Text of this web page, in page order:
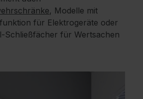
, Modelle mit
für Elektrogeräte oder
Schließfächer für Wertsachen